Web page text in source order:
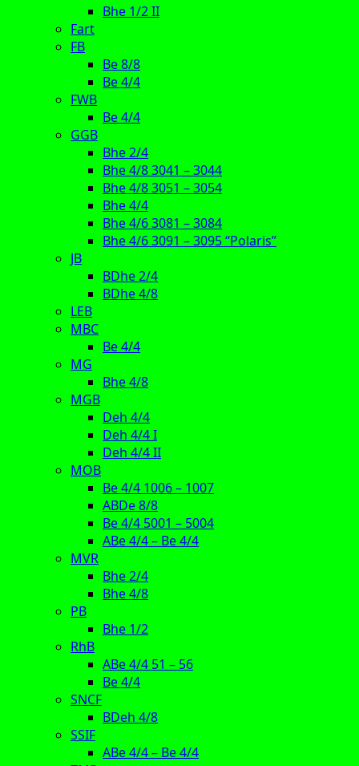
Bhe 1/2 II
Fart
FB
Be 8/8
Be 4/4
FWB
Be 4/4
GGB
Bhe 2/4
Bhe 4/8 3041 – 3044
Bhe 4/8 3051 – 3054
Bhe 4/4
Bhe 4/6 3081 – 3084
Bhe 4/6 3091 – 3095 “Polaris”
JB
BDhe 2/4
BDhe 4/8
LEB
MBC
Be 4/4
MG
Bhe 4/8
MGB
Deh 4/4
Deh 4/4 I
Deh 4/4 II
MOB
Be 4/4 1006 – 1007
ABDe 8/8
Be 4/4 5001 – 5004
ABe 4/4 – Be 4/4
MVR
Bhe 2/4
Bhe 4/8
PB
Bhe 1/2
RhB
ABe 4/4 51 – 56
Be 4/4
SNCF
BDeh 4/8
SSIF
ABe 4/4 – Be 4/4